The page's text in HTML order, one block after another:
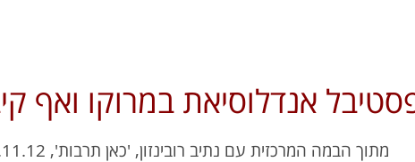
אנדלוסיאת במרוקו ואף